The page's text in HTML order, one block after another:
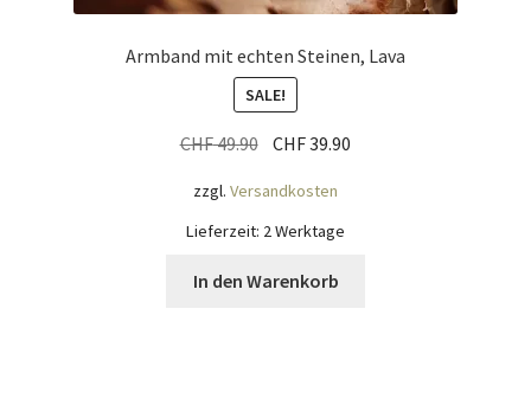
Armband mit echten Steinen, Lava
SALE!
CHF49.90 Ursprünglicher
war:
CHF 49.90
CHF39.90
zzgl. Versandkosten
Lieferzeit: 2 Werktage
In den Warenkorb